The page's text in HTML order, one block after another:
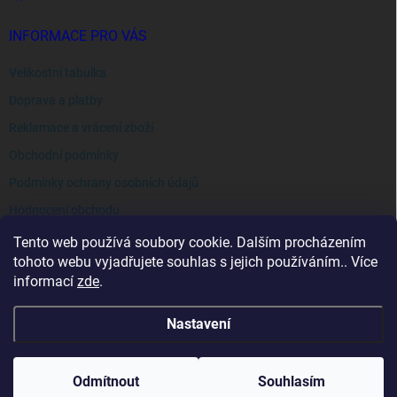
Tento web používá soubory cookie. Dalším procházením
tohoto webu vyjadřujete souhlas s jejich používáním.. Více
informací zde.
Nastavení
Odmítnout Souhlasím
INFORMACE PRO VÁS
Velikostní tabulka
Doprava a platby
Reklamace a vrácení zboží
Obchodní podmínky
Podmínky ochrany osobních údajů
Copyright 2026 . Všechna práva vyhrazena.